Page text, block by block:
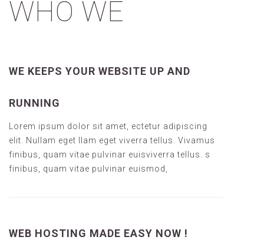
WHO WE
WE KEEPS YOUR WEBSITE UP AND
RUNNING
Lorem ipsum dolor sit amet, ectetur adipiscing
elit. Nullam eget llam eget viverra tellus. Vivamus
finibus, quam vitae pulvinar euisviverra tellus. s
finibus, quam vitae pulvinar euismod,
WEB HOSTING MADE EASY NOW !